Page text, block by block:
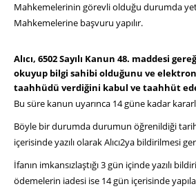
Mahkemelerinin görevli olduğu durumda
Mahkemelerine başvuru yapılır.
Alıcı, 6502 Sayılı Kanun 48. maddesi
okuyup bilgi sahibi olduğunu ve
taahhüdü verdiğini kabul ve taahhüt
Bu süre kanun uyarınca 14 güne kadar
Böyle bir durumda durumun öğrenildiği
içerisinde yazılı olarak Alıcı2ya bildirilmesi
İfanın imkansızlaştığı 3 gün içinde yazılı
ödemelerin iadesi ise 14 gün içerisinde